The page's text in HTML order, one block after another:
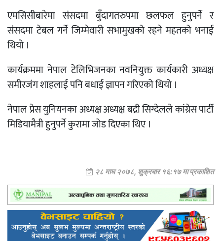
एमसिसीबारेमा संसदमा बुँदागतरुपमा छलफल हुनुपर्ने र
संसदमा टेबल गर्ने जिम्मेवारी सभामुखको रहने महतको भनाई
थियो ।
कार्यक्रममा नेपाल टेलिभिजनका नवनियुक्त कार्यकारी अध्यक्ष
समीरजंग शाहलाई पनि बधाई ज्ञापन गरिएको थियो ।
नेपाल प्रेस युनियनका अध्यक्ष अध्यक्ष बद्री सिग्देलले कांग्रेस पार्टी
मिडियामैत्री हुनुपर्ने कुरामा जोड दिएका थिए ।
२८ माघ २०७८, शुक्रबार १६:१७ मा प्रकाशित